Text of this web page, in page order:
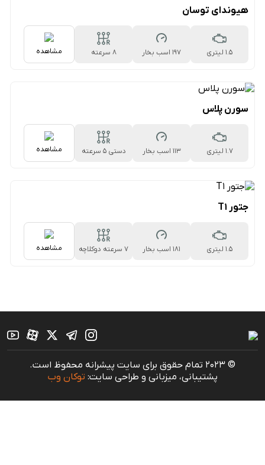
هیوندای توسان
1.5 لیتری 197 اسب بخار
۸ سرعته
مشاهده
سورن پلاس
1.7 لیتری 113 اسب بخار دستی ۵ سرعته مشاهده
جتور T1
1.5 لیتری 181 اسب بخار ۷ سرعته دوکلاچه مشاهده
© 2023 تمام حقوق برای سایت پیشرانه محفوظ است.
پشتیبانی، میزبانی و طراحی سایت: توکان وب